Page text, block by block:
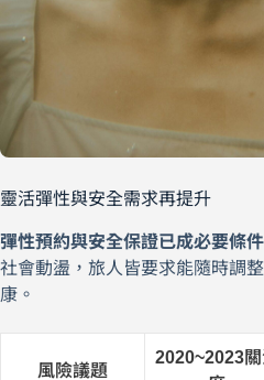
靈活彈性與安全需求再提升
彈性預約與安全保證已成必要條件
社會動盪，旅人皆要求能隨時調
康。
風險議題
2020~2023關